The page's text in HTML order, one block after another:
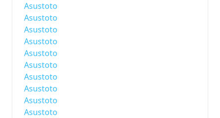
Asustoto
Asustoto
Asustoto
Asustoto
Asustoto
Asustoto
Asustoto
Asustoto
Asustoto
Asustoto